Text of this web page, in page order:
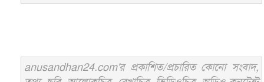
anusandhan24.com'র প্রকাশিত/প্রচারিত কোনো সংবাদ,